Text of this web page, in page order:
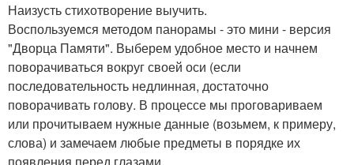
Наизусть стихотворение выучить.
Воспользуемся методом панорамы - это мини - версия
"Дворца Памяти". Выберем удобное место и начнем
поворачиваться вокруг своей оси (если
последовательность недлинная, достаточно
поворачивать голову. В процессе мы проговариваем
или прочитываем нужные данные (возьмем, к примеру,
слова) и замечаем любые предметы в порядке их